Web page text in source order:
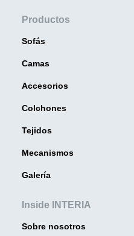
Productos
Sofás
Camas
Accesorios
Colchones
Tejidos
Mecanismos
Galería
Inside INTERIA
Sobre nosotros